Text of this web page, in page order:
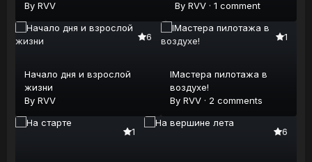
By RVV
By RVV· 1 comment
6
Начало дня и взрослой
жизни
By RVV
1
IМастера пилотажа в
воздухе!
ByRVV · 2 comments
1 6